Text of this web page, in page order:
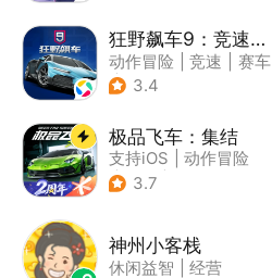
狂野飙车9：竞速传奇
动作冒险 竞速
赛车
| 狂野飙车
3.4
极品飞车：集结
支持iOS
动作冒险
| 竞速
3.7
神州小客栈
休闲益智 经营